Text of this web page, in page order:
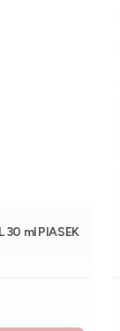
30 ml PIASEK